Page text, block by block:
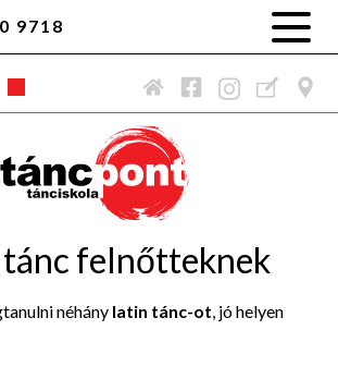
9718
felnőtteknek
néhány latin tánc-ot, jó helyen